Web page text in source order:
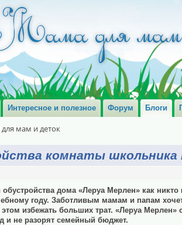
Интересное и полезное Форум Блоги
мам и деток
комнаты школьника
дома «Леруа Мерлен» как
году. Заботливым мамам и папам
избежать больших трат. «Леруа Мерлен»
и не разорят семейный бюджет.